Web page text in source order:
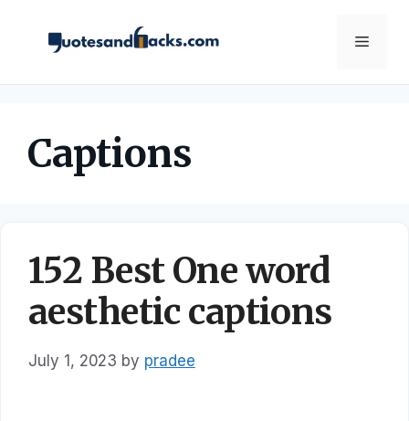
Menu
Captions
152 Best One word
aesthetic captions
July 1, 2023 by pradee